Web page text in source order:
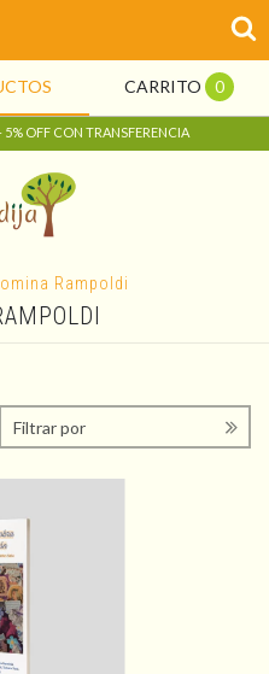
CARRITO 0
5% OFF CON TRANSFERENCIA
Rampoldi
Filtrar por